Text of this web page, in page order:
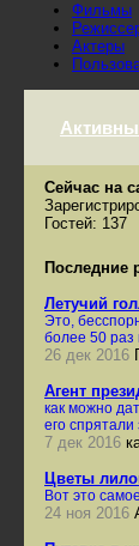
Фильмы
Актеры
Сейчас на
Гостей: 137
Последние
Летучий
Это,
более 50 раз
26 дек 2016
Агент
как можно
его спрятали
7 дек 2016
Цветы
Вот это самое
24 ноя 2016